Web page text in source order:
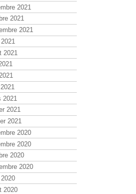
2021
2021
2021
2021
2021
2021
2021
2020
2020
2020
2020
2020